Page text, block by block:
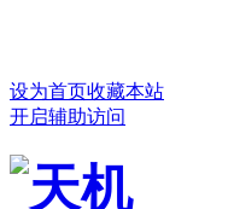
设为首页收藏本站
开启辅助访问